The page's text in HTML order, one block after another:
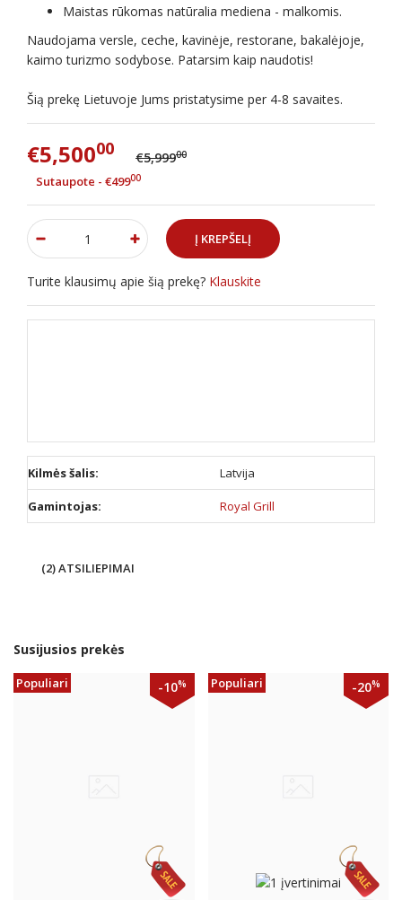
Maistas rūkomas natūralia mediena - malkomis.
Naudojama versle, ceche, kavinėje, restorane, bakalėjoje,
kaimo turizmo sodybose. Patarsim kaip naudotis!
Šią prekę Lietuvoje Jums pristatysime per 4-8 savaites.
€5,50000 €5,99900
Sutaupote - €49900
Turite klausimų apie šią prekę? Klauskite
Kilmės šalis: Latvija
Gamintojas: Royal Grill
(2) ATSILIEPIMAI
Susijusios prekės
Populiari -10% Populiari -20%